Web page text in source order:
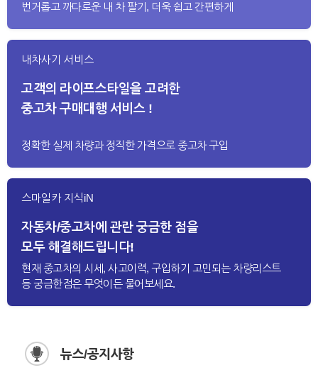
번거롭고 까다로운 내 차 팔기, 더욱 쉽고 간편하게
내차사기 서비스
고객의 라이프스타일을 고려한
중고차 구매대행 서비스 !
정확한 실제 차량과 정직한 가격으로 중고차 구입
스마일카 지식iN
자동차/중고차에 관란 궁금한 점을
모두 해결해드립니다!
현재 중고차의 시세, 사고이력, 구입하기 고민되는 차량리스트
등 궁금한점은 무엇이든 물어보세요.
뉴스/공지사항